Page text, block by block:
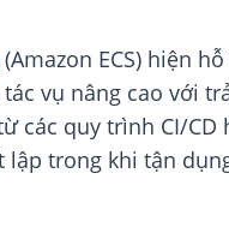
(Amazon ECS) hiện
vụ nâng cao với
các quy trình CI/
trong khi tận